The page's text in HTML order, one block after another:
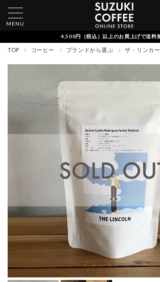
MENU
4,500円（税込）以上のお買上げで送料
TOP コーヒー ブランドから選ぶ ザ・リンカ